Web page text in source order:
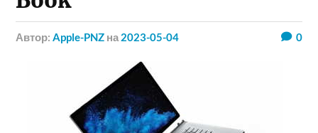
Автор:Apple-PNZ на 2023-05-04 0